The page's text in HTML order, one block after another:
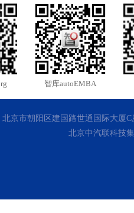
智库autoEMBA
北京市朝阳区建国路世通国际大厦C
北京中汽联科技